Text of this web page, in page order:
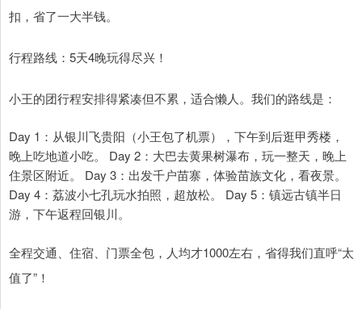
扣，省了一大半钱。
行程路线：5天4晚玩得尽兴！
小王的团行程安排得紧凑但不累，适合懒人。我们的路线是：
Day 1：从银川飞贵阳（小王包了机票），下午到后逛甲秀楼，
晚上吃地道小吃。 Day 2：大巴去黄果树瀑布，玩一整天，晚上
住景区附近。 Day 3：出发千户苗寨，体验苗族文化，看夜景。
Day 4：荔波小七孔玩水拍照，超放松。 Day 5：镇远古镇半日
游，下午返程回银川。
全程交通、住宿、门票全包，人均才1000左右，省得我们直呼“太
值了”！